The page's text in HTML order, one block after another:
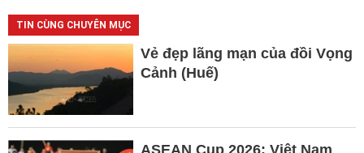
TIN CÙNG CHUYÊN MỤC
Vẻ đẹp lãng mạn của đồi Vọng
Cảnh (Huế)
ASEAN Cup 2026: Việt Nam